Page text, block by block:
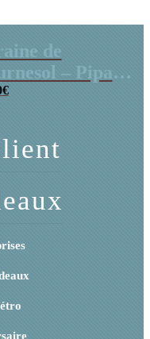
de
– Pipas
€